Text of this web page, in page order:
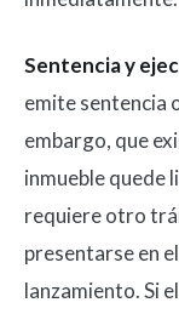
Sentencia y
emite sentencia
embargo, que
inmueble quede
requiere otro
presentarse en
lanzamiento. Si